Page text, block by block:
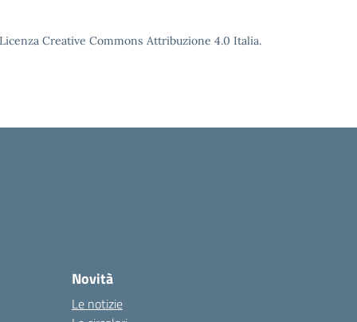
Creative Commons Attribuzione 4.0 Italia.
Novità
Le notizie